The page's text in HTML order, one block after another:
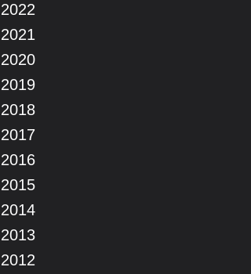
2022
2021
2020
2019
2018
2017
2016
2015
2014
2013
2012